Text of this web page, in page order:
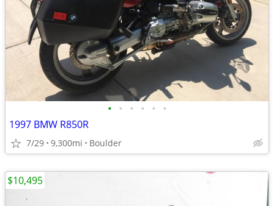
• • • • • •
1997 BMW R850R
7/29 9,300mi Boulder
$10,495